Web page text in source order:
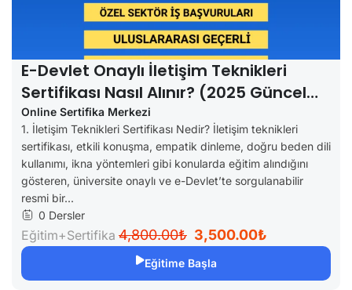
E-Devlet Onaylı İletişim Teknikleri
Sertifikası Nasıl Alınır? (2025 Güncel
Rehber)
Online Sertifika Merkezi
1. İletişim Teknikleri Sertifikası Nedir? İletişim teknikleri
sertifikası, etkili konuşma, empatik dinleme, doğru beden dili
kullanımı, ikna yöntemleri gibi konularda eğitim alındığını
gösteren, üniversite onaylı ve e-Devlet’te sorgulanabilir
resmi bir...
0 Dersler
Eğitim+Sertifika 4,800.00₺ 3,500.00₺
Eğitime Başla